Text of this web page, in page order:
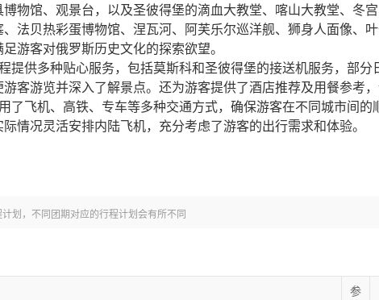
物馆、观景台，以及圣彼得堡的滴血大教堂、喀山大教堂、冬
法贝热彩蛋博物馆、涅瓦河、阿芙乐尔巡洋舰、狮身人面像、
游客对俄罗斯历史文化的探索欲望。
提供多种贴心服务，包括莫斯科和圣彼得堡的接送机服务，部分
客游览并深入了解景点。还为游客提供了酒店推荐及用餐参考，
了飞机、高铁、专车等多种交通方式，确保游客在不同城市间的
情况灵活安排内陆飞机，充分考虑了游客的出行需求和体验。
划，不同团期对应的行程计划会有所不同
参